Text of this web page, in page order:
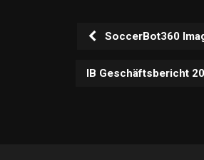
SoccerBot360
IB Geschäftsbericht